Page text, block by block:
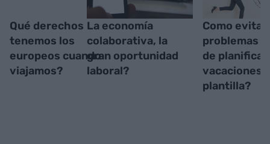
Qué derechos
tenemos los
europeos cuando
viajamos?
La economía
colaborativa, la
gran oportunidad
laboral?
Como evitar
problemas a
de planificar
vacaciones
plantilla?